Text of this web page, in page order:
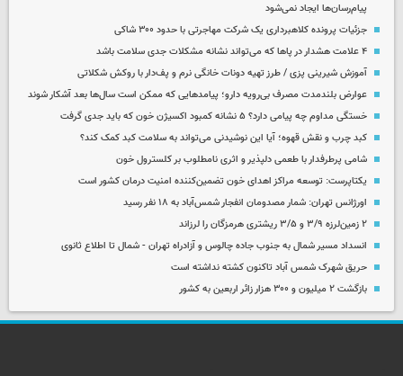
پیام‌رسان‌ها ایجاد نمی‌شود
جزئیات پرونده کلاهبرداری یک شرکت مهاجرتی با حدود ۳۰۰ شاکی
۴ علامت هشدار در پاها که می‌تواند نشانه مشکلات جدی سلامت باشد
آموزش شیرینی پزی / طرز تهیه دونات خانگی نرم و پف‌دار با روکش شکلاتی
عوارض بلندمدت مصرف بی‌رویه دارو؛ پیامدهایی که ممکن است سال‌ها بعد آشکار شوند
خستگی مداوم چه پیامی دارد؟ ۵ نشانه کمبود اکسیژن خون که باید جدی گرفت
کبد چرب و نقش قهوه؛ آیا این نوشیدنی می‌تواند به سلامت کبد کمک کند؟
شامی پرطرفدار با طعمی دلپذیر و اثری نامطلوب بر کلسترول خون
یکتاپرست: توسعه مراکز اهدای خون تضمین‌کننده امنیت درمان کشور است
اورژانس تهران: شمار مصدومان انفجار شمس‌آباد به ۱۸ نفر رسید
۲ زمین‌لرزه ۳/۹ و ۳/۵ ریشتری هرمزگان را لرزاند
انسداد مسیر شمال به جنوب جاده چالوس و آزادراه تهران - شمال تا اطلاع ثانوی
حریق شهرک شمس آباد تاکنون کشته نداشته است
بازگشت ۲ میلیون و ۳۰۰ هزار زائر اربعین به کشور